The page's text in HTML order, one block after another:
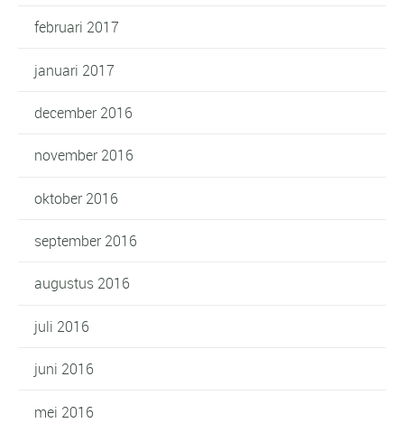
februari 2017
januari 2017
december 2016
november 2016
oktober 2016
september 2016
augustus 2016
juli 2016
juni 2016
mei 2016